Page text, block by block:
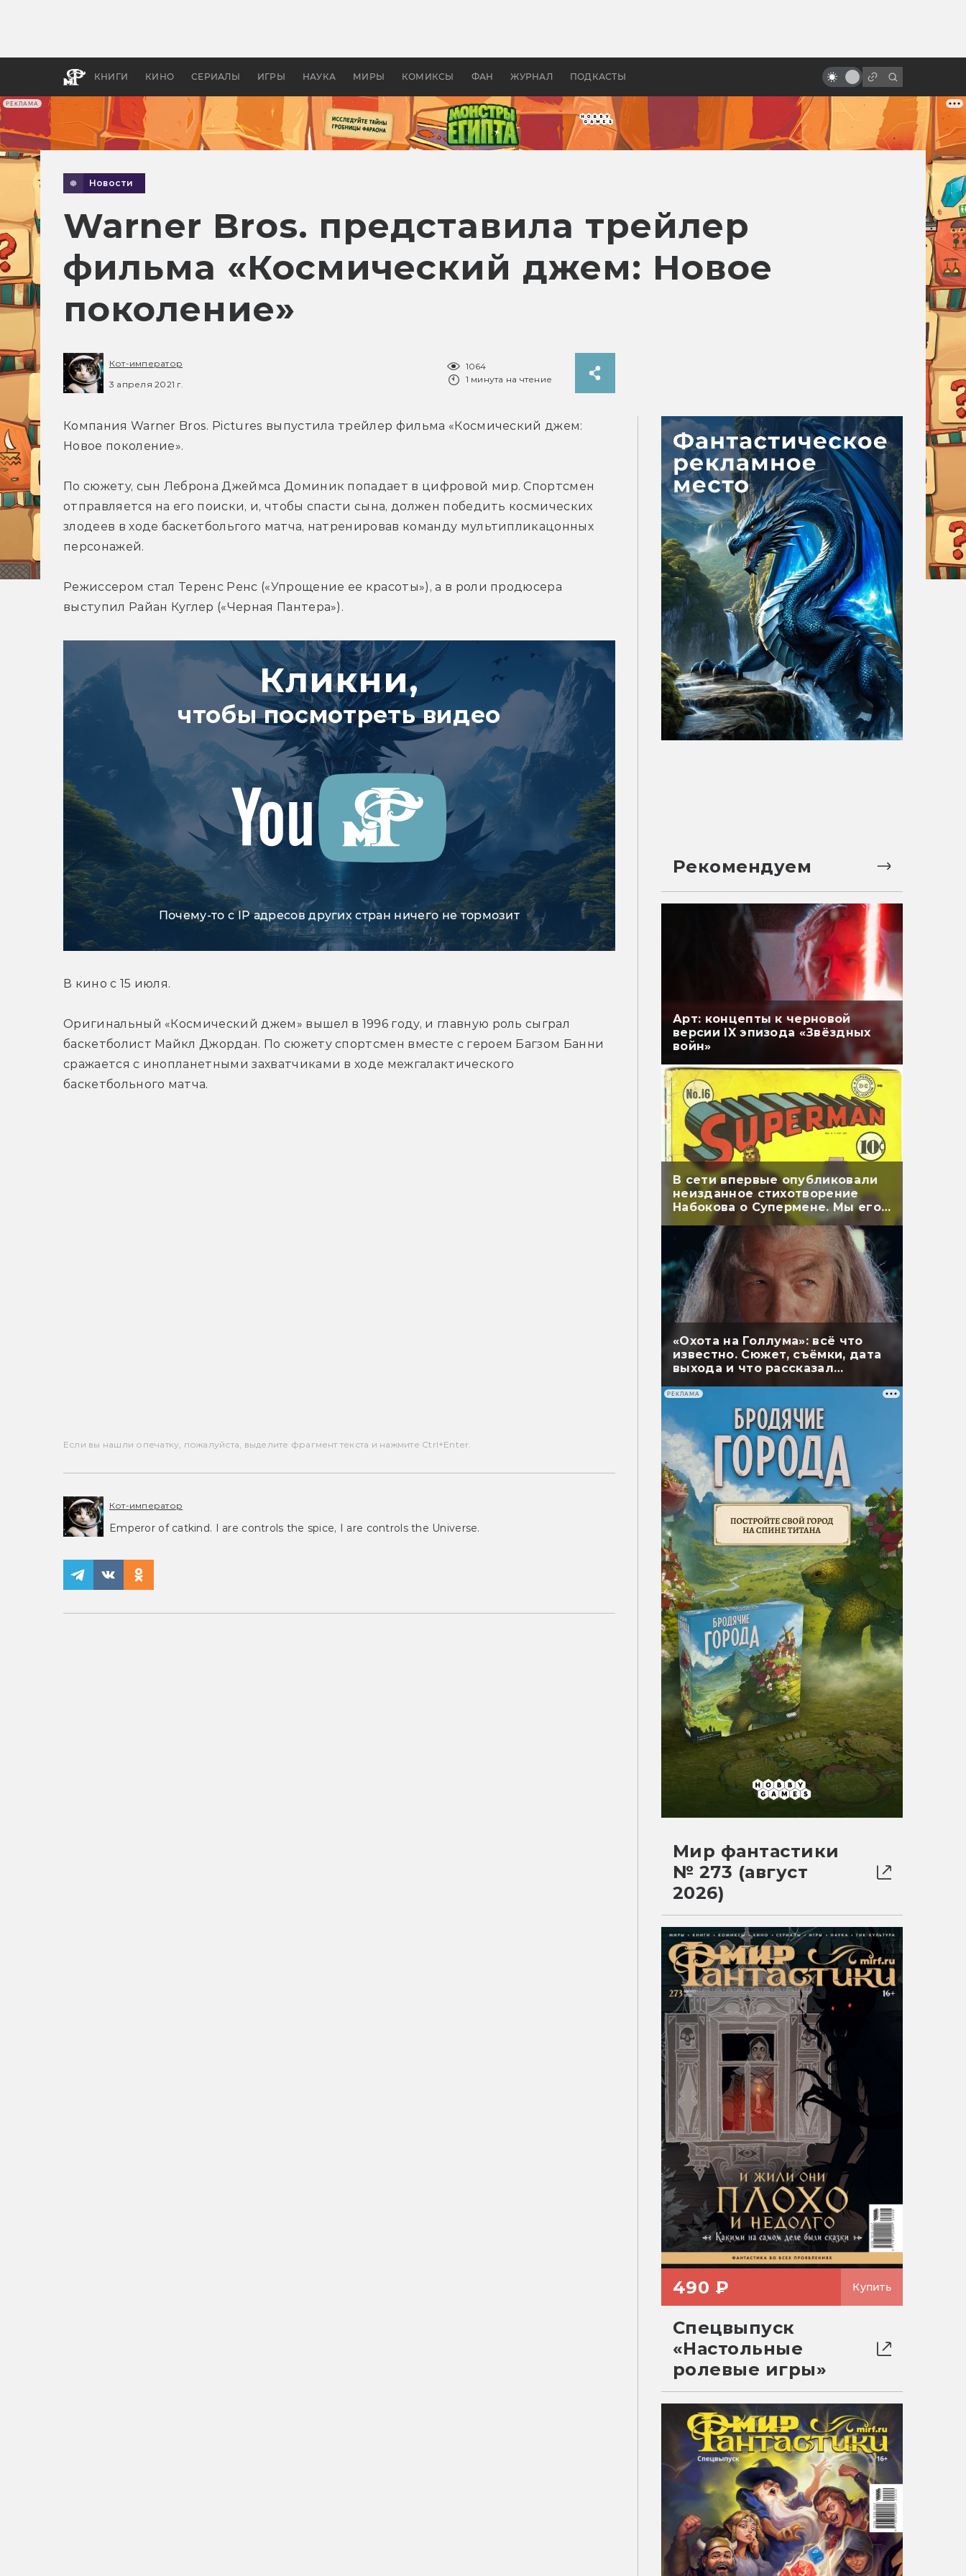
РЕКЛАМА
КНИГИ КИНО СЕРИАЛЫ ИГРЫ НАУКА МИРЫ КОМИКСЫ ФАН ЖУРНАЛ ПОДКАСТЫ
апокалипсис, в России —
бы «Властелина колец»
арты
Новости
Warner Bros. представила трейлер
фильма «Космический джем: Новое
поколение»
Кот-император
3 апреля 2021 г.
1064
1 минута на чтение
Компания Warner Bros. Pictures выпустила трейлер фильма «Космический джем:
Новое поколение».
По сюжету, сын Леброна Джеймса Доминик попадает в цифровой мир. Спортсмен
отправляется на его поиски, и, чтобы спасти сына, должен победить космических
злодеев в ходе баскетбольгого матча, натренировав команду мультипликацонных
персонажей.
Режиссером стал Теренс Ренс («Упрощение ее красоты»), а в роли продюсера
выступил Райан Куглер («Черная Пантера»).
Кликни,
чтобы посмотреть видео
Почему-то с IP адресов других стран ничего не тормозит
В кино с 15 июля.
Оригинальный «Космический джем» вышел в 1996 году, и главную роль сыграл
баскетболист Майкл Джордан. По сюжету спортсмен вместе с героем Багзом Банни
сражается с инопланетными захватчиками в ходе межгалактического
баскетбольного матча.
Если вы нашли опечатку, пожалуйста, выделите фрагмент текста и нажмите Ctrl+Enter.
Кот-император
Emperor of catkind. I are controls the spice, I are controls the Universe.
Рекомендуем
Арт: концепты к черновой
версии IX эпизода «Звёздных
войн»
В сети впервые опубликовали
неизданное стихотворение
Набокова о Супермене. Мы его
перевели
«Охота на Голлума»: всё что
известно. Сюжет, съёмки, дата
выхода и что рассказал
РЕКЛАМА
Мир фантастики
№ 273 (август
2026)
490 ₽ Купить
Спецвыпуск
«Настольные
ролевые игры»